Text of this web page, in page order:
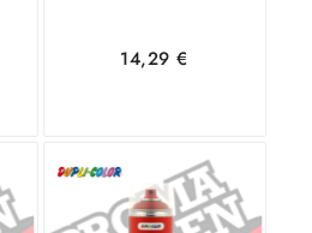
14,29€